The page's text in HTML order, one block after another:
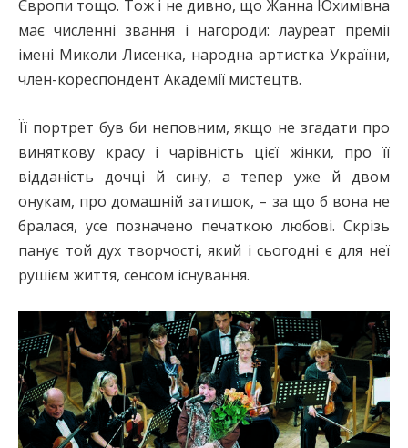
Європи тощо. Тож і не дивно, що Жанна Юхимівна
має численні звання і нагороди: лауреат премії
імені Миколи Лисенка, народна артистка України,
член-кореспондент Академії мистецтв.
Її портрет був би неповним, якщо не згадати про
виняткову красу і чарівність цієї жінки, про її
відданість дочці й сину, а тепер уже й двом
онукам, про домашній затишок, – за що б вона не
бралася, усе позначено печаткою любові. Скрізь
панує той дух творчості, який і сьогодні є для неї
рушієм життя, сенсом існування.